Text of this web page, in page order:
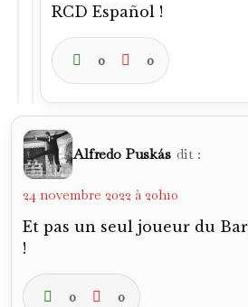
RCD Español !
0 0
Alfredo Puskás dit :
24 novembre 2022 à 20h10
Et pas un seul joueur du
!
0 0